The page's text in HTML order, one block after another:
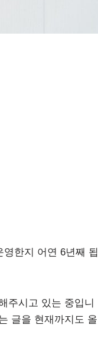
한지 어연 6년째 됩
주시고 있는 중입니
글을 현재까지도 올